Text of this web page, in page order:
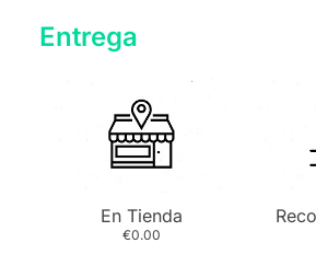
Entrega
En Tienda
€0.00